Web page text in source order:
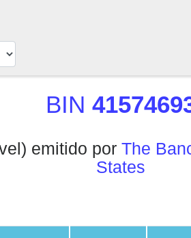
BIN
emitido por The
States